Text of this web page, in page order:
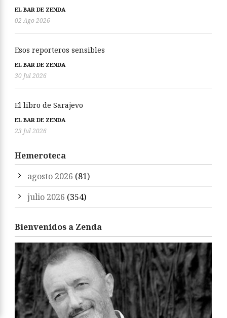
EL BAR DE ZENDA
02 Ago 2026
Esos reporteros sensibles
EL BAR DE ZENDA
30 Jul 2026
El libro de Sarajevo
EL BAR DE ZENDA
23 Jul 2026
Hemeroteca
agosto 2026 (81)
julio 2026 (354)
Bienvenidos a Zenda